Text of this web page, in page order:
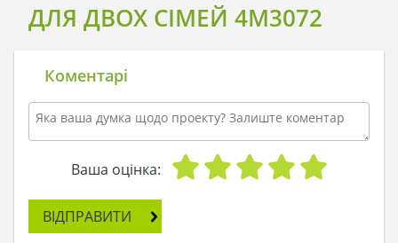
ДЛЯ ДВОХ СІМЕЙ 4M3072
Коментарі
Ваша оцінка:
ВІДПРАВИТИ